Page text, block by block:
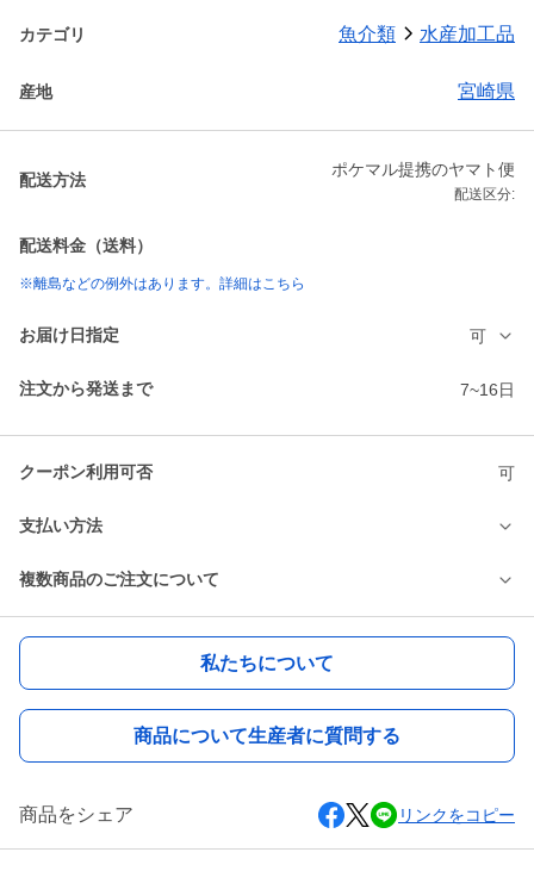
カテゴリ 魚介類 水産加工品
産地 宮崎県
配送方法
ポケマル提携のヤマト便
配送区分:
配送料金（送料）
※離島などの例外はあります。詳細はこちら
お届け日指定 可
注文から発送まで 7~16日
クーポン利用可否 可
支払い方法
複数商品のご注文について
私たちについて
商品について生産者に質問する
商品をシェア リンクをコピー